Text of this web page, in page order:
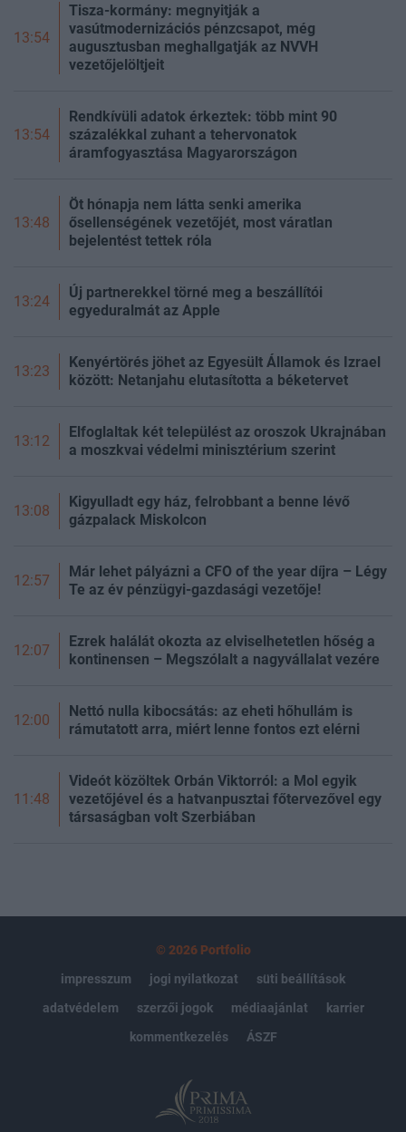
13:54
Tisza-kormány: megnyitják a
vasútmodernizációs pénzcsapot, még
augusztusban meghallgatják az NVVH
vezetőjelöltjeit
13:54
Rendkívüli adatok érkeztek: több mint 90
százalékkal zuhant a tehervonatok
áramfogyasztása Magyarországon
13:48
Öt hónapja nem látta senki amerika
ősellenségének vezetőjét, most váratlan
bejelentést tettek róla
13:24
Új partnerekkel törné meg a beszállítói
egyeduralmát az Apple
13:23
Kenyértörés jöhet az Egyesült Államok és Izrael
között: Netanjahu elutasította a béketervet
13:12
Elfoglaltak két települést az oroszok Ukrajnában
a moszkvai védelmi minisztérium szerint
13:08
Kigyulladt egy ház, felrobbant a benne lévő
gázpalack Miskolcon
12:57
Már lehet pályázni a CFO of the year díjra – Légy
Te az év pénzügyi-gazdasági vezetője!
12:07
Ezrek halálát okozta az elviselhetetlen hőség a
kontinensen – Megszólalt a nagyvállalat vezére
12:00
Nettó nulla kibocsátás: az eheti hőhullám is
rámutatott arra, miért lenne fontos ezt elérni
11:48
Videót közöltek Orbán Viktorról: a Mol egyik
vezetőjével és a hatvanpusztai főtervezővel egy
társaságban volt Szerbiában
© 2026 Portfolio
impresszum
jogi nyilatkozat
süti beállítások
adatvédelem
szerzői jogok médiaajánlat
karrier
kommentkezelés
ÁSZF